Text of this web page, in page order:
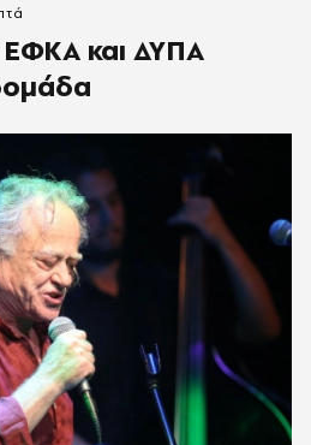
και ΔΥΠΑ